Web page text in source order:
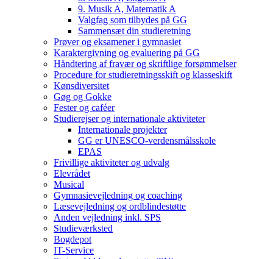
9. Musik A, Matematik A
Valgfag som tilbydes på GG
Sammensæt din studieretning
Prøver og eksamener i gymnasiet
Karaktergivning og evaluering på GG
Håndtering af fravær og skriftlige forsømmelser
Procedure for studieretningsskift og klasseskift
Kønsdiversitet
Gøg og Gokke
Fester og caféer
Studierejser og internationale aktiviteter
Internationale projekter
GG er UNESCO-verdensmålsskole
EPAS
Frivillige aktiviteter og udvalg
Elevrådet
Musical
Gymnasievejledning og coaching
Læsevejledning og ordblindestøtte
Anden vejledning inkl. SPS
Studieværksted
Bogdepot
IT-Service